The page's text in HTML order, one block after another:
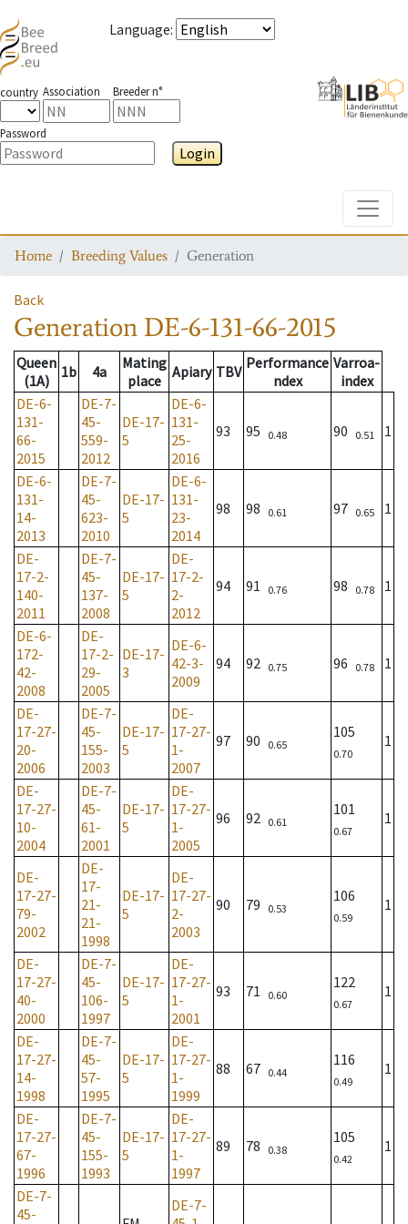
Language:
country Association Breeder n°
Password
Login
Home Breeding Values Generation
Back
Generation DE-6-131-66-2015
Queen
(1A)
1b 4a
Mating
place Apiary TBV Performance
ndex
Varroa-
index
DE-6-
131-
66-
2015
DE-7-
45-
559-
2012
DE-17-
5
DE-6-
131-
25-
2016
93 95 0.48 90 0.51 1
DE-6-
131-
14-
2013
DE-7-
45-
623-
2010
DE-17-
5
DE-6-
131-
23-
2014
98 98 0.61 97 0.65 1
DE-
17-2-
140-
2011
DE-7-
45-
137-
2008
DE-17-
5
DE-
17-2-
2-
2012
94 91 0.76 98 0.78 1
DE-6-
172-
42-
2008
DE-
17-2-
29-
2005
DE-17-
3
DE-6-
42-3-
2009
94 92 0.75 96 0.78 1
DE-
17-27-
20-
2006
DE-7-
45-
155-
2003
DE-17-
5
DE-
17-27-
1-
2007
97 90 0.65
105
0.70
1
DE-
17-27-
10-
2004
DE-7-
45-
61-
2001
DE-17-
5
DE-
17-27-
1-
2005
96 92 0.61
101
0.67
1
DE-
17-27-
79-
2002
DE-
17-
21-
21-
1998
DE-17-
5
DE-
17-27-
2-
2003
90 79 0.53
106
0.59
1
DE-
17-27-
40-
2000
DE-7-
45-
106-
1997
DE-17-
5
DE-
17-27-
1-
2001
93 71 0.60
122
0.67
1
DE-
17-27-
14-
1998
DE-7-
45-
57-
1995
DE-17-
5
DE-
17-27-
1-
1999
88 67 0.44
116
0.49
1
DE-
17-27-
67-
1996
DE-7-
45-
155-
1993
DE-17-
5
DE-
17-27-
1-
1997
89 78 0.38
105
0.42
1
DE-7-
45-
DE-7-